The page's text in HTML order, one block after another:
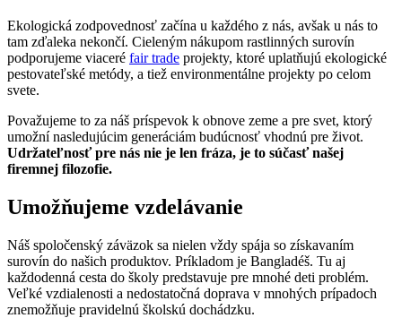
Ekologická zodpovednosť začína u každého z nás, avšak u nás to
tam zďaleka nekončí. Cieleným nákupom rastlinných surovín
podporujeme viaceré fair trade projekty, ktoré uplatňujú ekologické
pestovateľské metódy, a tiež environmentálne projekty po celom
svete.
Považujeme to za náš príspevok k obnove zeme a pre svet, ktorý
umožní nasledujúcim generáciám budúcnosť vhodnú pre život.
Udržateľnosť pre nás nie je len fráza, je to súčasť našej
firemnej filozofie.
Umožňujeme vzdelávanie
Náš spoločenský záväzok sa nielen vždy spája so získavaním
surovín do našich produktov. Príkladom je Bangladéš. Tu aj
každodenná cesta do školy predstavuje pre mnohé deti problém.
Veľké vzdialenosti a nedostatočná doprava v mnohých prípadoch
znemožňuje pravidelnú školskú dochádzku.